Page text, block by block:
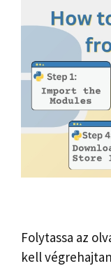
Folytassa az
kell